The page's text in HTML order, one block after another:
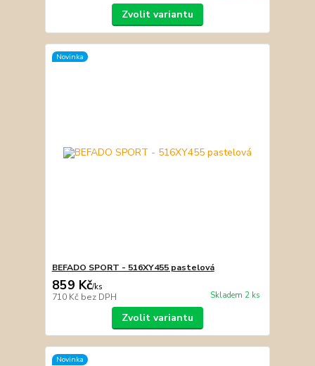
Zvolit variantu
Novinka
BEFADO SPORT - 516XY455 pastelová
859 Kč/ks
710 Kč bez DPH Skladem 2 ks
Zvolit variantu
Novinka